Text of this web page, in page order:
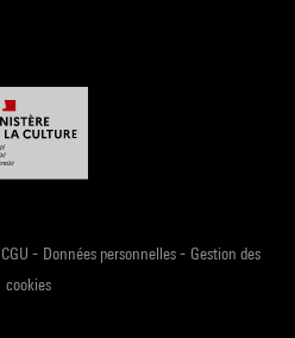
CGU - Données personnelles- Gestion des
cookies